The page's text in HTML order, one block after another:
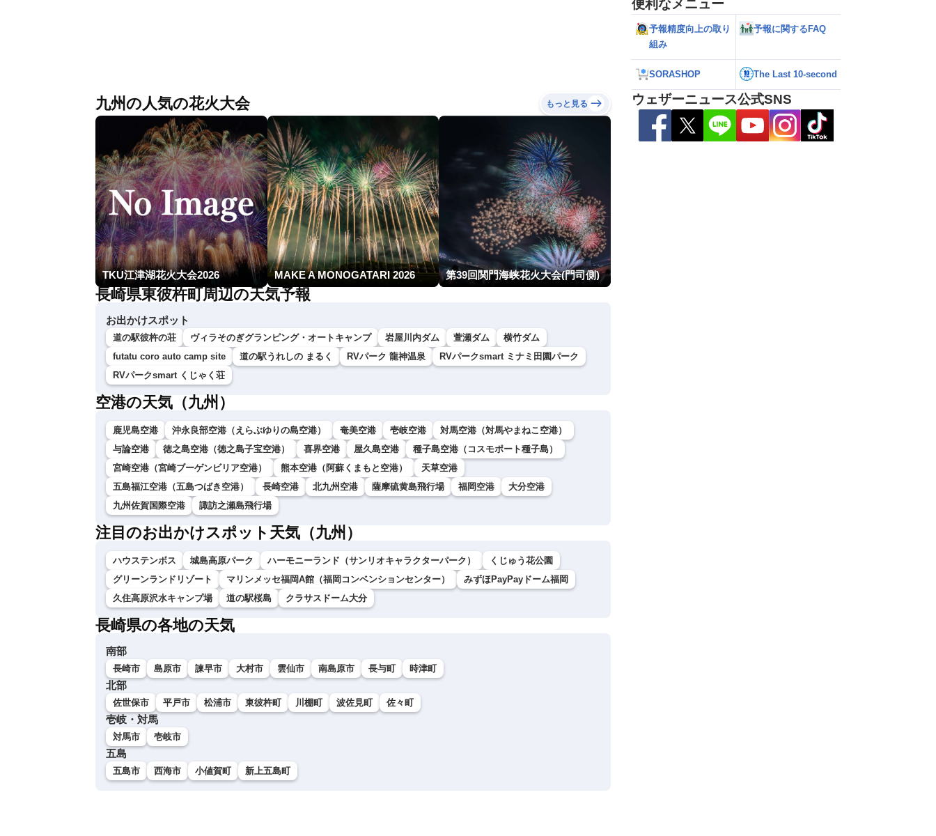
九州の人気の花火大会 もっと見る
TKU江津湖花火大会2026 MAKE A MONOGATARI 2026 第39回関門海峡花火大会(門司側)
長崎県東彼杵町周辺の天気予報
お出かけスポット
道の駅彼杵の荘 ヴィラそのぎグランピング・オートキャンプ 岩屋川内ダム 萱瀬ダム
横竹ダム
futatu coro auto camp site
道の駅うれしの まるく RVパーク 龍神温泉
RVパークsmart ミナミ田園パーク
RVパークsmart くじゃく荘
空港の天気（九州）
鹿児島空港 沖永良部空港（えらぶゆりの島空港） 奄美空港 壱岐空港
対馬空港（対馬やまねこ空港）
与論空港
徳之島空港（徳之島子宝空港） 喜界空港 屋久島空港
種子島空港（コスモポート種子島）
宮崎空港（宮崎ブーゲンビリア空港）
熊本空港（阿蘇くまもと空港）
天草空港
五島福江空港（五島つばき空港）
長崎空港 北九州空港 薩摩硫黄島飛行場 福岡空港
大分空港
九州佐賀国際空港
諏訪之瀬島飛行場
注目のお出かけスポット天気（九州）
ハウステンボス 城島高原パーク ハーモニーランド（サンリオキャラクターパーク）
くじゅう花公園
グリーンランドリゾート
マリンメッセ福岡A館（福岡コンベンションセンター）
みずほPayPayドーム福岡
久住高原沢水キャンプ場
道の駅桜島 クラサスドーム大分
長崎県の各地の天気
南部
長崎市 島原市 諫早市 大村市 雲仙市 南島原市 長与町 時津町
北部
佐世保市 平戸市 松浦市 東彼杵町 川棚町 波佐見町 佐々町
壱岐・対馬
対馬市 壱岐市
五島
五島市 西海市 小値賀町 新上五島町
便利なメニュー
予報精度向上の取り
組み
予報に関するFAQ
SORASHOP The Last 10-second
ウェザーニュース公式SNS